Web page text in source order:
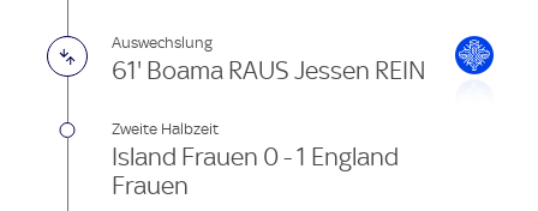
Auswechslung
61' Boama RAUS Jessen REIN
Zweite Halbzeit
Island Frauen 0 - 1 England
Frauen